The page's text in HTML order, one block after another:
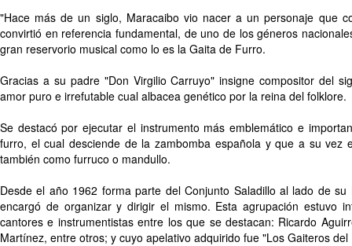
"Hace más de un siglo, Maracaibo vio nacer a un personaje que
convirtió en referencia fundamental, de uno de los géneros
gran reservorio musical como lo es la Gaita de Furro.
Gracias a su padre "Don Virgilio Carruyo" insigne compositor del
amor puro e irrefutable cual albacea genético por la reina del folklore.
Se destacó por ejecutar el instrumento más emblemático e
furro, el cual desciende de la zambomba española y que a su vez
también como furruco o mandullo.
Desde el año 1962 forma parte del Conjunto Saladillo al lado de
encargó de organizar y dirigir el mismo. Esta agrupación estuvo
cantores e instrumentistas entre los que se destacan: Ricardo
Martínez, entre otros; y cuyo apelativo adquirido fue "Los Gaiteros del